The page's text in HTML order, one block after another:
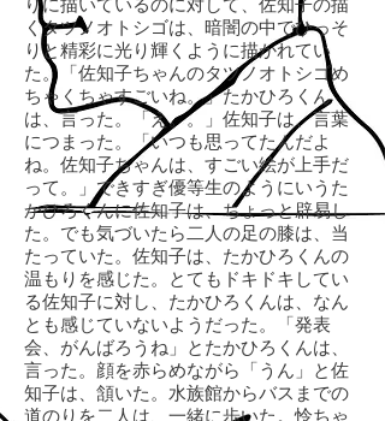
りに描いているのに対して、佐知子の描
くタツノオトシゴは、暗闇の中でひっそ
りと精彩に光り輝くように描かれてい
た。「佐知子ちゃんのタツノオトシゴめ
ちゃくちゃすごいね。」たかひろくん
は、言った。「え。。」佐知子は、言葉
につまった。「いつも思ってたんだよ
ね。佐知子ちゃんは、すごい絵が上手だ
って。」できすぎ優等生のようにいうた
かひろくんに佐知子は、ちょっと辟易し
た。でも気づいたら二人の足の膝は、当
たっていた。佐知子は、たかひろくんの
温もりを感じた。とてもドキドキしてい
る佐知子に対し、たかひろくんは、なん
とも感じていないようだった。「発表
会、がんばろうね」とたかひろくんは、
言った。顔を赤らめながら「うん」と佐
知子は、頷いた。水族館からバスまでの
道のりを二人は、一緒に歩いた。怜ちゃ